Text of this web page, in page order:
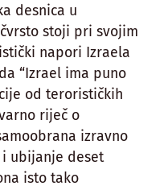
desnica u
stoji pri svojim
napori Izraela
“Izrael ima puno
od terorističkih
riječ o
izravno
ubijanje deset
isto tako